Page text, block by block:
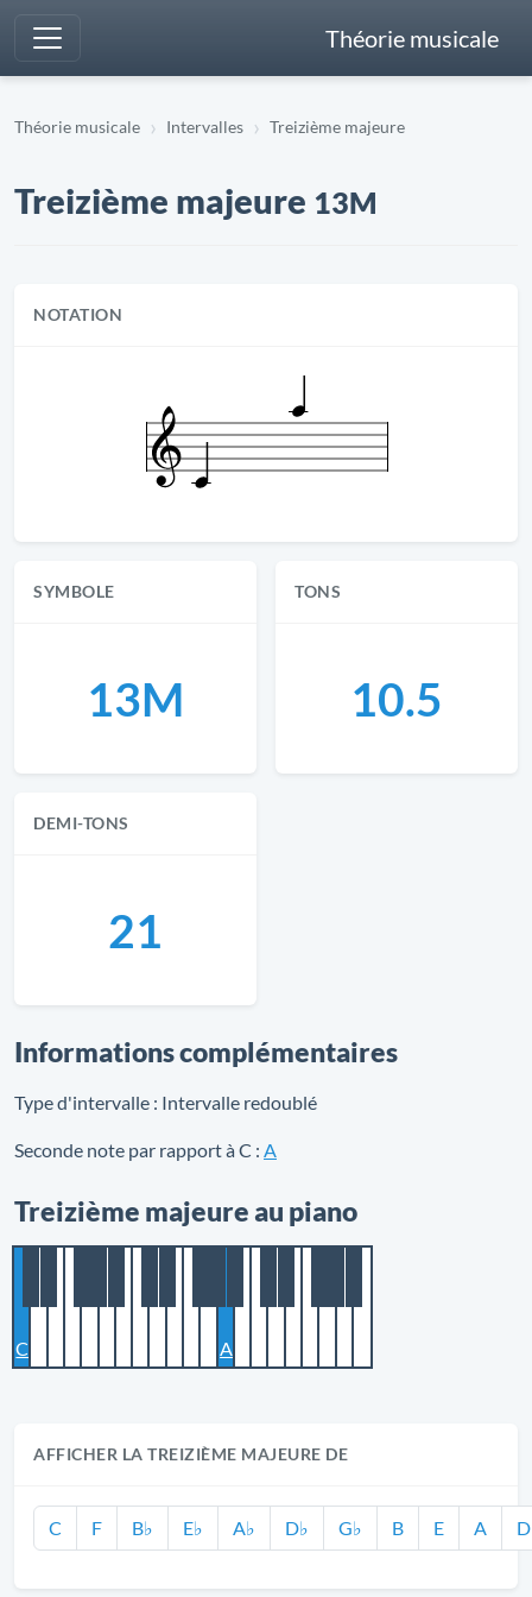
Théorie musicale
Théorie musicale Intervalles Treizième majeure
Treizième majeure 13M
NOTATION
SYMBOLE
13M
TONS
10.5
DEMI-TONS
21
Informations complémentaires
Type d'intervalle : Intervalle redoublé
Seconde note par rapport à C : A
Treizième majeure au piano
C A
AFFICHER LA TREIZIÈME MAJEURE DE
C F B♭ E♭ A♭ D♭ G♭ B E A D